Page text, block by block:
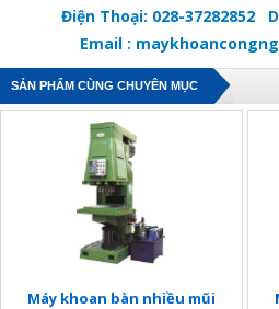
Điện Thoại: 028-37282852
Email :
SẢN PHẨM CÙNG CHUYÊN MỤC
Máy khoan bàn nhiều mũi